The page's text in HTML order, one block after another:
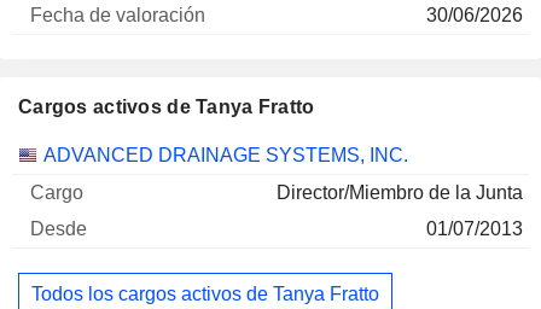
30/06/2026
Cargos activos de Tanya Fratto
Empresas Cargo Inicio
ADVANCED DRAINAGE SYSTEMS, INC.
Director/Miembro de la Junta
01/07/2013
Todos los cargos activos de Tanya Fratto